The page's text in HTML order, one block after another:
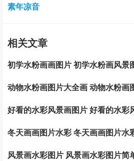
素年凉音
相关文章
初学水粉画画图片 初学水粉画风景
动物水粉画图片大全画 动物水粉画
好看的水彩风景画图片 好看的水彩
冬天画画图片水彩 冬天画画图片水
风景画水彩图片 风景画水彩图片简